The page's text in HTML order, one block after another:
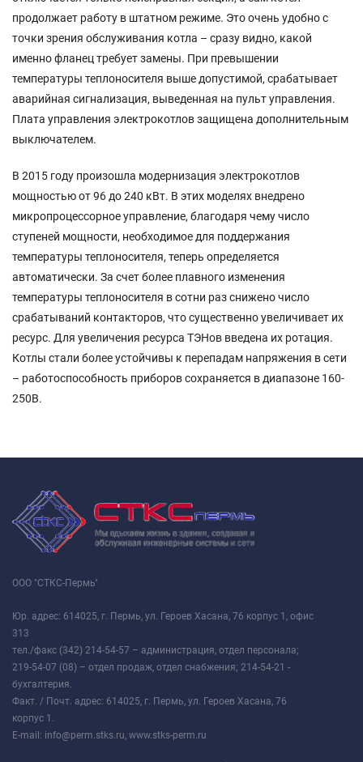
продолжает работу в штатном режиме. Это очень удобно с
точки зрения обслуживания котла – сразу видно, какой
именно фланец требует замены. При превышении
температуры теплоносителя выше допустимой, срабатывает
аварийная сигнализация, выведенная на пульт управления.
Плата управления электрокотлов защищена дополнительным
выключателем.
В 2015 году произошла модернизация электрокотлов
мощностью от 96 до 240 кВт. В этих моделях внедрено
микропроцессорное управление, благодаря чему число
ступеней мощности, необходимое для поддержания
температуры теплоносителя, теперь определяется
автоматически. За счет более плавного изменения
температуры теплоносителя в сотни раз снижено число
срабатываний контакторов, что существенно увеличивает их
ресурс. Для увеличения ресурса ТЭНов введена их ротация.
Котлы стали более устойчивы к перепадам напряжения в сети
– работоспособность приборов сохраняется в диапазоне 160-
250В.
ООО "СТКС-Пермь"
Юр. адрес: 614025, г. Пермь, ул. Героев Хасана, 76 корпус 1, офис
313
тел./факс (342) 214-54-57 – администрация, отдел персонала;
219-54-07 (08) – отдел продаж, отдел снабжения; 214-54-21 -
бухгалтерия.
Факт. / Почт. адрес: 614025, г. Пермь, ул. Героев Хасана, 76
корпус 1.
E-mail: info@perm.stks.ru, www.stks-perm.ru